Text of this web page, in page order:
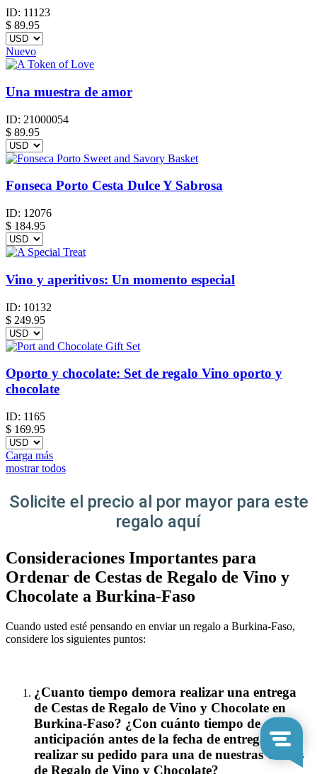
ID: 11123
$ 89.95
Nuevo
Una muestra de amor
ID: 21000054
$ 89.95
Fonseca Porto Cesta Dulce Y Sabrosa
ID: 12076
$ 184.95
Vino y aperitivos: Un momento especial
ID: 10132
$ 249.95
Oporto y chocolate: Set de regalo Vino oporto y
chocolate
ID: 1165
$ 169.95
Carga más
mostrar todos
Solicite el precio al por mayor para este
regalo aquí
Consideraciones Importantes para
Ordenar de Cestas de Regalo de Vino y
Chocolate a Burkina-Faso
Cuando usted esté pensando en enviar un regalo a Burkina-Faso,
considere los siguientes puntos:
¿Cuanto tiempo demora realizar una entrega
de Cestas de Regalo de Vino y Chocolate en
Burkina-Faso? ¿Con cuánto tiempo de
anticipación antes de la fecha de entrega debe
realizar su pedido para una de nuestras Cestas
de Regalo de Vino y Chocolate?